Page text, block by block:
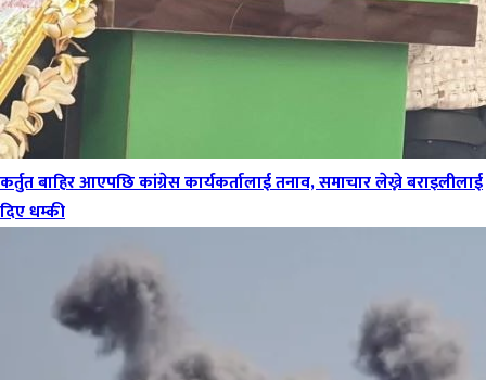
कर्तुत बाहिर आएपछि कांग्रेस कार्यकर्तालाई तनाव, समाचार लेख्ने बराइलीलाई
दिए धम्की